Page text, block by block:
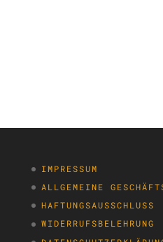
IMPRESSUM
ALLGEMEINE
HAFTUNGSAUSSCHLUSS
WIDERRUFSBELEHRUNG